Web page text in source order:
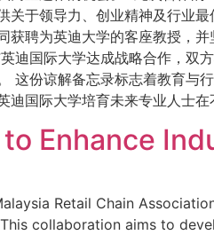
于领导力、创业精神及行业
聘为英迪大学的客座教授，
迪国际大学达成战略合作，双
这份谅解备忘录标志着教育与
国际大学培育未来专业人士在
Enhance
Retail Chain
collaboration aims to